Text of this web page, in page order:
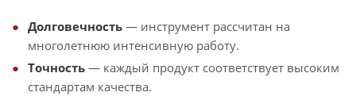
Долговечность — инструмент рассчитан на
многолетнюю интенсивную работу.
Точность — каждый продукт соответствует высоким
стандартам качества.